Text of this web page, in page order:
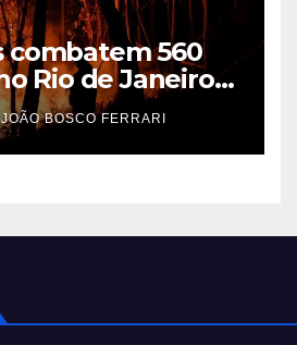
combatem 560
Rio de Janeiro
JOÃO BOSCO FERRARI